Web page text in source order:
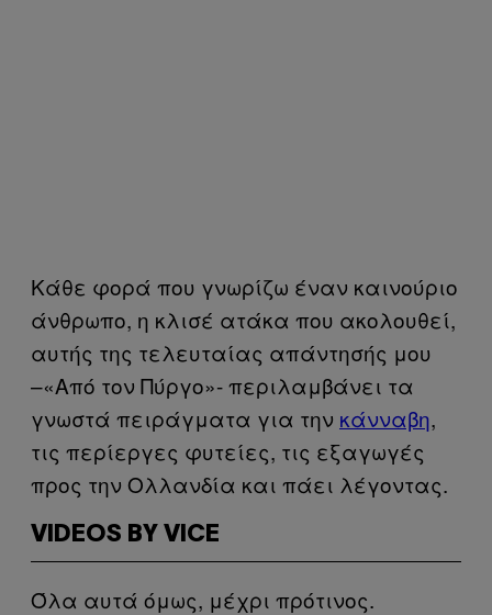
Κάθε φορά που γνωρίζω έναν καινούριο
άνθρωπο, η κλισέ ατάκα που ακολουθεί,
αυτής της τελευταίας απάντησής μου
–«Από τον Πύργο»- περιλαμβάνει τα
γνωστά πειράγματα για την κάνναβη,
τις περίεργες φυτείες, τις εξαγωγές
προς την Ολλανδία και πάει λέγοντας.
VIDEOS BY VICE
Όλα αυτά όμως, μέχρι πρότινος.